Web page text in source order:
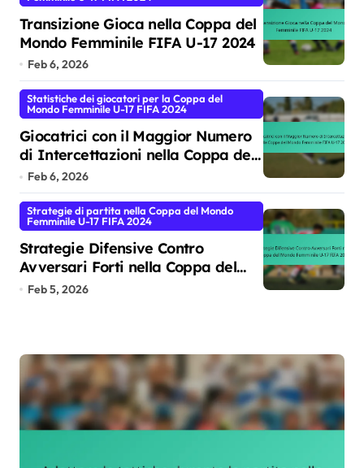
Transizione Gioca nella Coppa del
Mondo Femminile FIFA U-17 2024
Feb 6, 2026
Statistiche dei giocatori per la Coppa del
Mondo Femminile U-17 FIFA 2024
Giocatrici con il Maggior Numero
di Intercettazioni nella Coppa del
Mondo Femminile FIFA U-17 2024
Feb 6, 2026
Strategie di partita nella Coppa del Mondo
Femminile U-17 FIFA 2024
Strategie Difensive Contro
Avversari Forti nella Coppa del
Mondo Femminile U-17 FIFA 2024
Feb 5, 2026